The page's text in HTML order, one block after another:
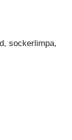
sockerlimpa,